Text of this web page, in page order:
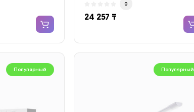
0
24 257 ₸
Популярный Популярный